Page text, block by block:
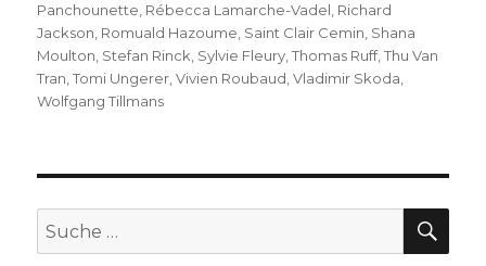
Panchounette Rébecca Lamarche-Vadel Richard
Jackson Romuald Hazoume Saint Clair Cemin Shana
Moulton Stefan Rinck Sylvie Fleury ,Thomas Ruff,Thu Van
Tran ,Tomi Ungerer ,Vivien Roubaud ,Vladimir Skoda
Wolfgang Tillmans
Suche
nach: